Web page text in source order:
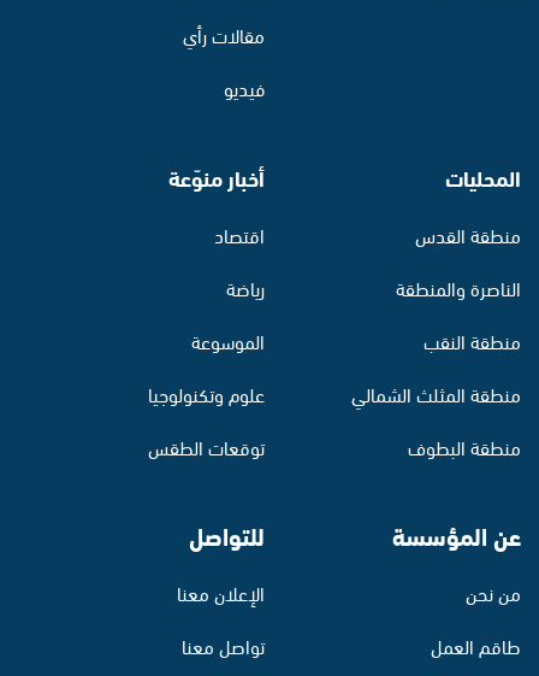
مقالات رأي
فيديو
المحليات
منطقة القدس
الناصرة والمنطقة
منطقة النقب
منطقة المثلث الشمالي
منطقة البطوف
أخبار منوّعة
اقتصاد
رياضة
الموسوعة
علوم وتكنولوجيا
توقعات الطقس
عن المؤسسة
من نحن
طاقم العمل
للتواصل
الإعلان معنا
تواصل معنا